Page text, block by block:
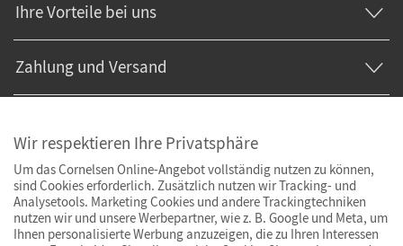
Ihre Vorteile bei uns
Zahlung und Versand
Wir respektieren Ihre Privatsphäre
Um das Cornelsen Online-Angebot vollständig nutzen zu können,
sind Cookies erforderlich. Zusätzlich nutzen wir Tracking- und
Analysetools. Marketing Cookies und andere Trackingtechniken
nutzen wir und unsere Werbepartner, wie z. B. Google und Meta, um
Ihnen personalisierte Werbung anzuzeigen, die zu Ihren Interessen